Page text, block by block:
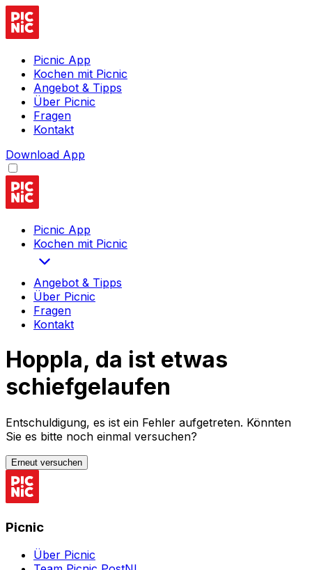
Picnic App
Kochen mit Picnic
Angebot & Tipps
Über Picnic
Fragen
Kontakt
Download App
Picnic App
Kochen mit Picnic
Angebot & Tipps
Über Picnic
Fragen
Kontakt
Hoppla, da ist etwas
schiefgelaufen
Entschuldigung, es ist ein Fehler aufgetreten. Könnten
Sie es bitte noch einmal versuchen?
Erneut versuchen
Picnic
Über Picnic